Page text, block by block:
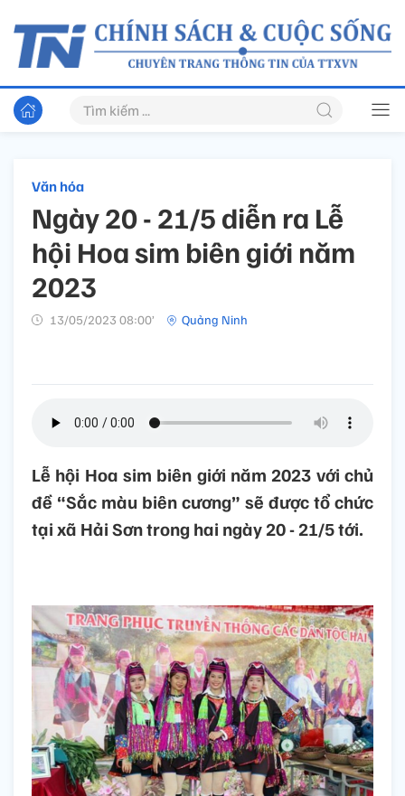
Văn hóa
Ngày 20 - 21/5 diễn ra Lễ
hội Hoa sim biên giới năm
2023
13/05/2023 08:00’ Quảng Ninh
Lễ hội Hoa sim biên giới năm 2023 với chủ
đề “Sắc màu biên cương” sẽ được tổ chức
tại xã Hải Sơn trong hai ngày 20 - 21/5 tới.